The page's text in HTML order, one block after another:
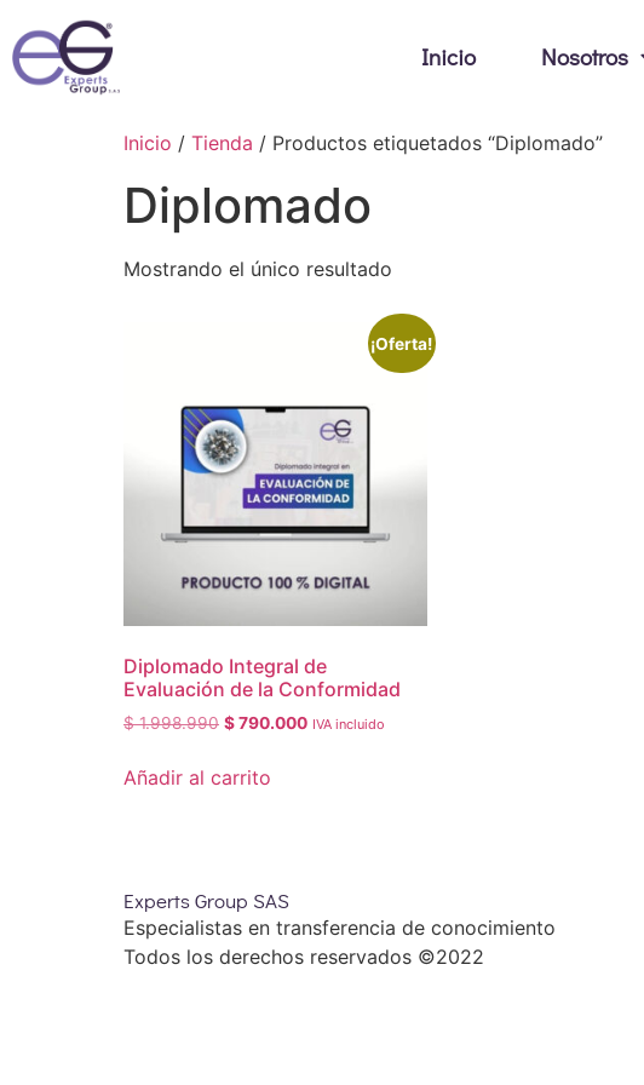
Inicio Nosotros
Inicio / Tienda / Productos etiquetados “Diplomado”
Diplomado
Mostrando el único resultado
¡Oferta!
Diplomado Integral de
Evaluación de la Conformidad
$1.998.990 $790.000 IVA incluido
Añadir al carrito
Experts Group SAS
Especialistas en transferencia de conocimiento
Todos los derechos reservados ©2022